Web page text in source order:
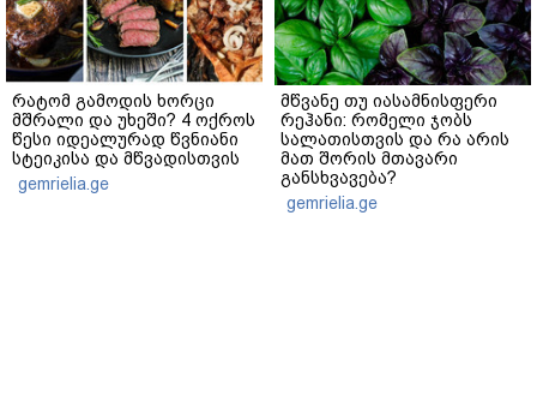
რატომ გამოდის ხორცი
მშრალი და უხეში? 4 ოქროს
წესი იდეალურად წვნიანი
სტეიკისა და მწვადისთვის
gemrielia.ge
მწვანე თუ იასამნისფერი
რეჰანი: რომელი ჯობს
სალათისთვის და რა არის
მათ შორის მთავარი
განსხვავება?
gemrielia.ge